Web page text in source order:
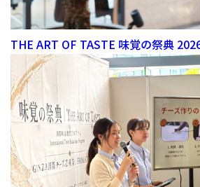
THE ART OF TASTE 味覚の祭典